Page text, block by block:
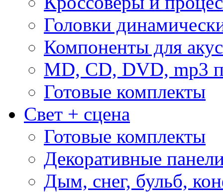
Головки
Компоненты для
MD, CD, DVD, mp3
Готовые комплекты
Свет + сцена
Готовые комплекты
Декоративные
Дым, снег, бульб,